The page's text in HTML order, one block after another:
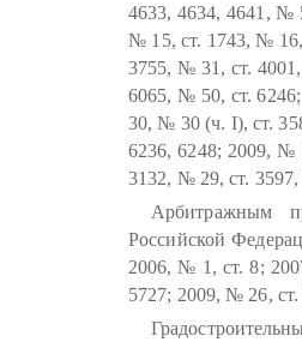
4633, 4634, 4641, №
№ 15, ст. 1743, №
3755, № 31, ст.
6065, № 50, ст.
30, № 30 (ч. I), ст.
6236, 6248; 2009, №
3132, № 29, ст.
Арбитражным
Российской
2006, № 1, ст. 8;
5727; 2009, № 26,